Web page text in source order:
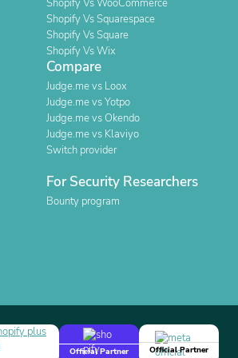
Shopify Vs WooCommerce
Shopify Vs Squarespace
Shopify Vs Square
Shopify Vs Wix
Compare
Judge.me vs Loox
Judge.me vs Yotpo
Judge.me vs Okendo
Judge.me vs Klaviyo
Switch provider
For Security Researchers
Bounty program
Official Partner
Official Partner